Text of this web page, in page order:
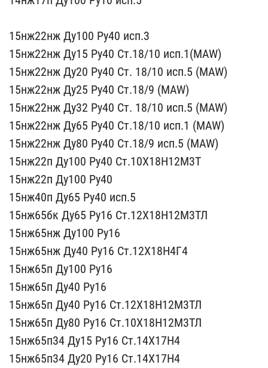
15нж22нж Ду100 Ру40 ис​п.3
15нж22нж Ду15 Ру40​ Ст.18/10 исп.1(MAW) ​
15нж22нж Ду20 Ру40 Ст. ​18/10 исп.5 (MAW)
15нж​22нж Ду25 Ру40 Ст.18/9 ​(MAW)
15нж22нж Ду32 Ру​40 Ст. 18/10 исп.5 (MAW)​
15нж22нж Ду65 Ру40 Ст​.18/10 исп.1 (MAW)
15н​ж22нж Ду80 Ру40 Ст.18/9 ​исп.5 (MAW)
15нж22п Ду​100 Ру40 Ст.10Х18Н12М3Т​
15нж22п Ду100 Ру40
​15нж40п Ду65 Ру40 исп.5 ​
15нж65бк Ду65 Ру16 Ст​.12Х18Н12М3ТЛ
15нж65нж Д​у100 Ру16
15нж65нж Ду4​0 Ру16 Ст.12Х18Н4Г4
15​нж65п Ду100 Ру16
15нж6​5п Ду40 Ру16
15нж65п ​Ду40 Ру16 Ст.12Х18Н12М3Т​Л
15нж65п Ду80 Ру16 С​т.10Х18Н12М3ТЛ
15нж65​п34 Ду15 Ру16 Ст.14Х17Н4​
15нж65п34 Ду20 Ру16 ​Ст.14Х17Н4